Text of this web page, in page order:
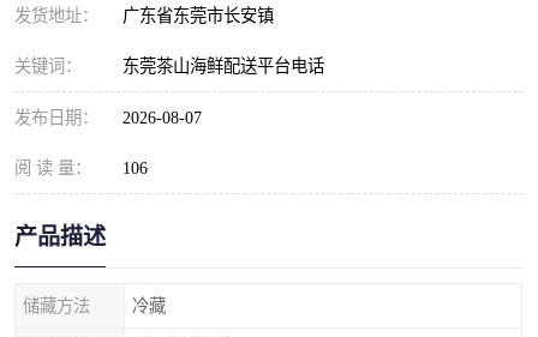
发货地址： 广东省东莞市长安镇
关键词： 东莞茶山海鲜配送平台电话
发布日期： 2026-08-07
阅 读 量： 106
产品描述
储藏方法 冷藏